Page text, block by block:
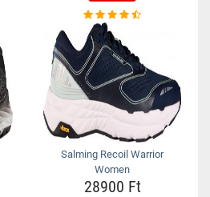
Salming Recoil Warrior
Women
28900 Ft